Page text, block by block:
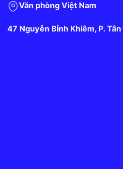
Văn phòng Việt Nam
47 Nguyễn Bỉnh Khiêm, P.